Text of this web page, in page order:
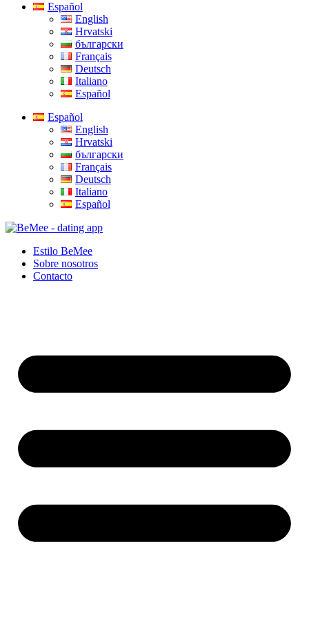
Español
English
Hrvatski
български
Français
Deutsch
Italiano
Español
Español
English
Hrvatski
български
Français
Deutsch
Italiano
Español
Estilo BeMee
Sobre nosotros
Contacto